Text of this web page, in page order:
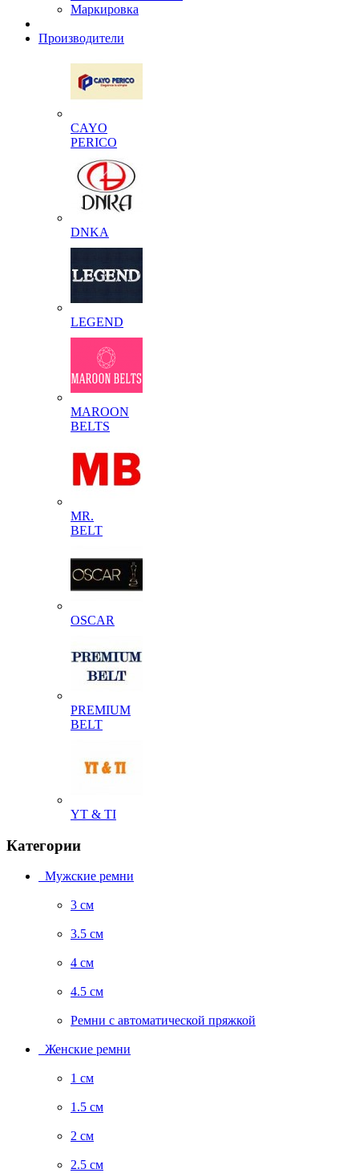
Маркировка
Производители
CAYO
PERICO
DNKA
LEGEND
MAROON
BELTS
MR.
BELT
OSCAR
PREMIUM
BELT
YT & TI
Категории
Мужские ремни
3 см
3.5 см
4 см
4.5 см
Ремни с автоматической пряжкой
Женские ремни
1 см
1.5 см
2 см
2.5 см